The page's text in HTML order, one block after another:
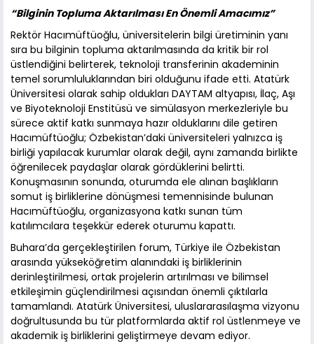
“Bilginin Topluma Aktarılması En Önemli Amacımız”
Rektör Hacımüftüoğlu, üniversitelerin bilgi üretiminin yanı
sıra bu bilginin topluma aktarılmasında da kritik bir rol
üstlendiğini belirterek, teknoloji transferinin akademinin
temel sorumluluklarından biri olduğunu ifade etti. Atatürk
Üniversitesi olarak sahip oldukları DAYTAM altyapısı, İlaç, Aşı
ve Biyoteknoloji Enstitüsü ve simülasyon merkezleriyle bu
sürece aktif katkı sunmaya hazır olduklarını dile getiren
Hacımüftüoğlu; Özbekistan’daki üniversiteleri yalnızca iş
birliği yapılacak kurumlar olarak değil, aynı zamanda birlikte
öğrenilecek paydaşlar olarak gördüklerini belirtti.
Konuşmasının sonunda, oturumda ele alınan başlıkların
somut iş birliklerine dönüşmesi temennisinde bulunan
Hacımüftüoğlu, organizasyona katkı sunan tüm
katılımcılara teşekkür ederek oturumu kapattı.
Buhara’da gerçekleştirilen forum, Türkiye ile Özbekistan
arasında yükseköğretim alanındaki iş birliklerinin
derinleştirilmesi, ortak projelerin artırılması ve bilimsel
etkileşimin güçlendirilmesi açısından önemli çıktılarla
tamamlandı. Atatürk Üniversitesi, uluslararasılaşma vizyonu
doğrultusunda bu tür platformlarda aktif rol üstlenmeye ve
akademik iş birliklerini geliştirmeye devam ediyor.